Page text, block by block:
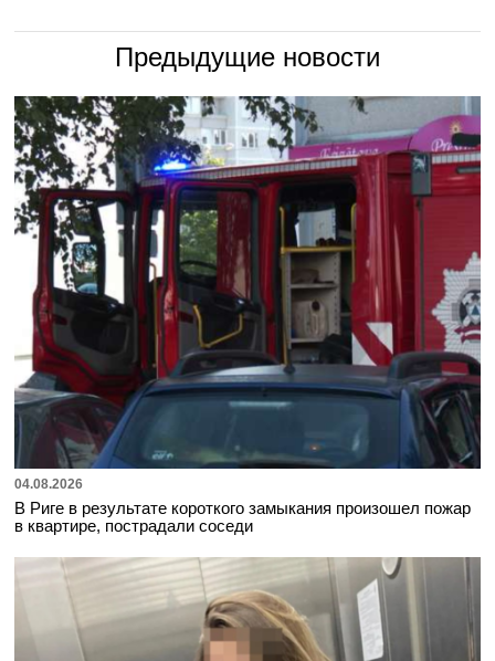
Предыдущие новости
04.08.2026
В Риге в результате короткого замыкания произошел пожар
в квартире, пострадали соседи